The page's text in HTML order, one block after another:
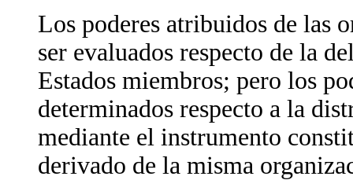
Los poderes atribuidos de las
ser evaluados respecto de la
Estados miembros; pero los
determinados respecto a la
mediante el instrumento
derivado de la misma